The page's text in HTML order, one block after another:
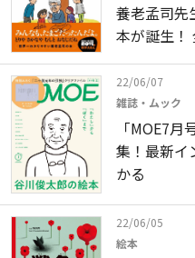
養老孟司先
本が誕生！
22/06/07
雑誌・ムック
「MOE7
集！最新イ
かる
22/06/05
絵本